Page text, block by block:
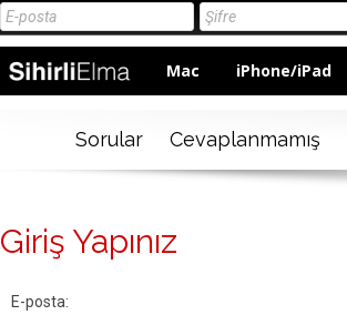
Mac iPhone/iPad
Sorular Cevaplanmamış
Giriş Yapınız
E-posta: